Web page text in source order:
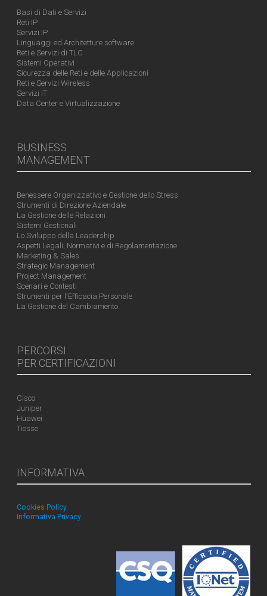
Basi di Dati e Servizi
Reti IP
Servizi IP
Linguaggi ed Architetture software
Reti e Servizi di TLC
Sistemi Operativi
Sicurezza delle Reti e delle Applicazioni
Reti e Servizi Wireless
Servizi IT
Data Center e Virtualizzazione
BUSINESS
MANAGEMENT
Benessere Organizzativo e Gestione dello Stress
Strumenti di Direzione Aziendale
La Gestione delle Relazioni
Sistemi Gestionali
Lo Sviluppo della Leadership
Aspetti Legali, Normativi e di Regolamentazione
Marketing & Sales
Strategic Management
Project Management
Scenari e Contesti
Strumenti per l'Efficacia Personale
La Gestione del Cambiamento
PERCORSI
PER CERTIFICAZIONI
Cisco
Juniper
Huawei
Tiesse
INFORMATIVA
Cookies Policy
Informativa Privacy